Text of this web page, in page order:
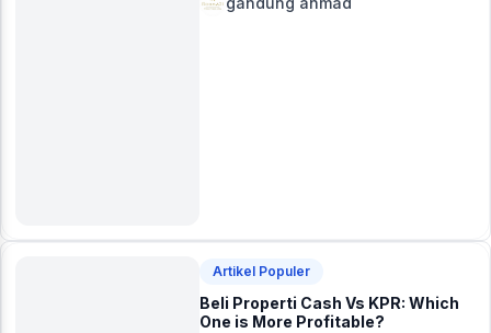
Artikel Populer
Beli Properti Cash Vs KPR: Which
One is More Profitable?